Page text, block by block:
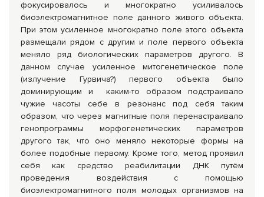
фокусировалось и многократно усиливалось
биоэлектромагнитное поле данного живого объекта.
При этом усиленное многократно поле этого объекта
размещали рядом с другим и поле первого объекта
меняло ряд биологических параметров другого. В
данном случае усиленное митогенетическое поле
(излучение Гурвича?) первого объекта было
доминирующим и каким-то образом подстраивало
чужие часоты себе в резонанс под себя таким
образом, что через магнитные поля перенастраивало
генопрограммы морфогенетических параметров
другого так, что оно меняло некоторые формы на
более подобные первому. Кроме того, метод проявил
себя как средство реабилитации ДНК путём
проведения воздействия с помощью
биоэлектромагнитного поля молодых организмов на